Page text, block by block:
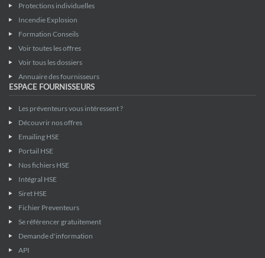
Protections individuelles
Incendie Explosion
Formation Conseils
Voir toutes les offres
Voir tous les dossiers
Annuaire des fournisseurs
ESPACE FOURNISSEURS
Les préventeurs vous intéressent ?
Découvrir nos offres
Emailing HSE
Portail HSE
Nos fichiers HSE
Intégral HSE
Siret HSE
Fichier Preventeurs
Se référencer gratuitement
Demande d'information
API